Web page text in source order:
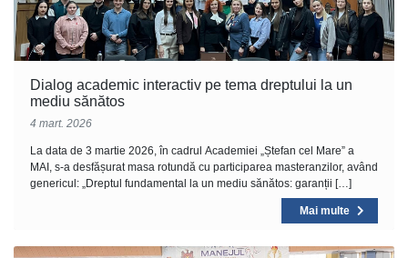
Dialog academic interactiv pe tema dreptului la un
mediu sănătos
4 mart. 2026
La data de 3 martie 2026, în cadrul Academiei „Ștefan cel Mare” a
MAI, s-a desfășurat masa rotundă cu participarea masteranzilor, având
genericul: „Dreptul fundamental la un mediu sănătos: garanții […]
Mai multe